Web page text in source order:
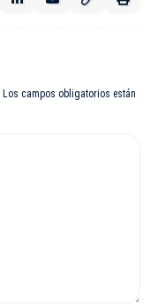
Los campos obligatorios están